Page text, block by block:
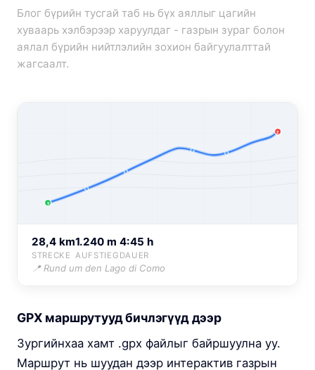
Блог бүрийн тусгай таб нь бүх аяллыг цагийн
хуваарь хэлбэрээр харуулдаг - газрын зураг болон
аялал бүрийн нийтлэлийн зохион байгуулалттай
жагсаалт.
S
Z
28,4 km
STRECKE
1.240 m
AUFSTIEG
4:45 h
DAUER
📍 Rund um den Lago di Como
GPX маршрутууд бичлэгүүд дээр
Зургийнхаа хамт .gpx файлыг байршуулна уу.
Маршрут нь шуудан дээр интерактив газрын